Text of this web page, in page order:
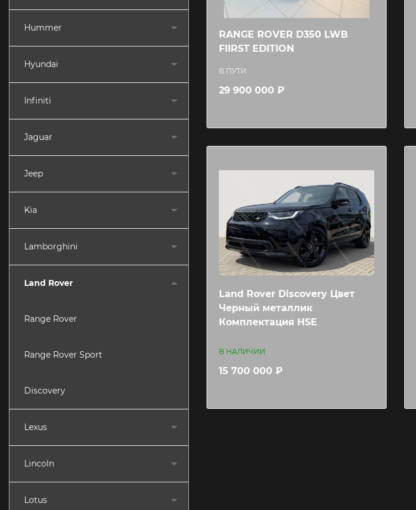
Hummer
Hyundai
Infiniti
Jaguar
Jeep
Kia
Lamborghini
Land Rover
Range Rover
Range Rover Sport
Discovery
Lexus
Lincoln
Lotus
RANGE ROVER D350 LWB
FIIRST EDITION
В ПУТИ
29 900 000 ₽
Land Rover Discovery Цвет
Черный металлик
Комплектация HSE
В НАЛИЧИИ
15 700 000 ₽